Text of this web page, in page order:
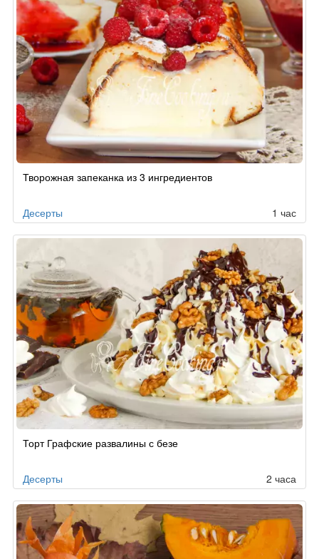
Творожная запеканка из 3 ингредиентов
Десерты 1 час
Торт Графские развалины с безе
Десерты 2 часа